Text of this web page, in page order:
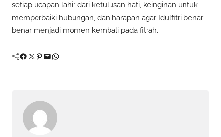
setiap ucapan lahir dari ketulusan hati, keinginan untuk
memperbaiki hubungan, dan harapan agar Idulfitri benar
benar menjadi momen kembali pada fitrah.
Facebook Twitter Pinterest Mail WhatsApp